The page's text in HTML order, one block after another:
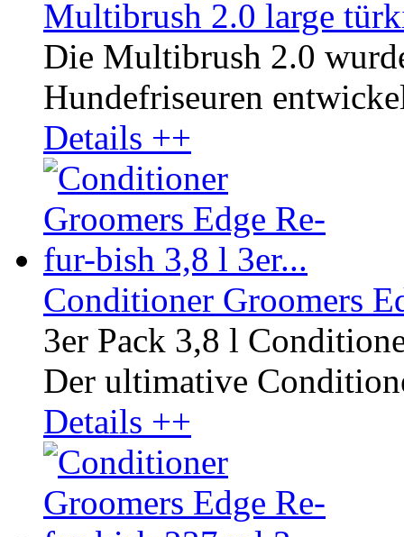
Multibrush 2.0 large
Die Multibrush 2.0
Hundefriseuren
Details ++
Conditioner Groomers
3er Pack 3,8 l
Der ultimative
Details ++